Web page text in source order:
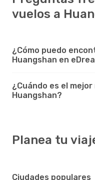
vuelos a
¿Cómo puedo
Huangshan en
¿Cuándo es el
Huangshan?
Planea tu
Ciudades populares